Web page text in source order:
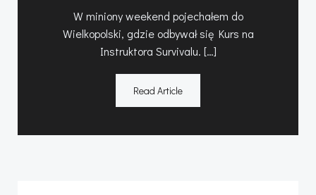
W miniony weekend pojechałem do
Wielkopolski, gdzie odbywał się Kurs na
Instruktora Survivalu. […]
Read Article